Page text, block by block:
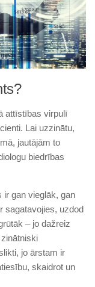
attīstības virpulī
Lai uzzinātu,
jautājām to
biedrības
ir gan vieglāk, gan
sagatavojies, uzdod
– jo dažreiz
jo ārstam ir
skaidrot un